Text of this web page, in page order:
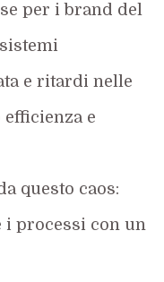
per ibrand del
e ritardi nelle
e
questo caos:
processi con un